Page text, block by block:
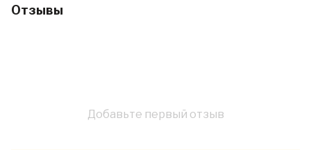
Отзывы
Добавьте первый отзыв